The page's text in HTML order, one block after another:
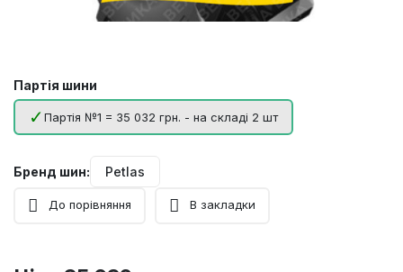
Партія шини
Партія №1 = 35 032 грн. - на складі 2 шт
Бренд шин: Petlas
До порівняння В закладки